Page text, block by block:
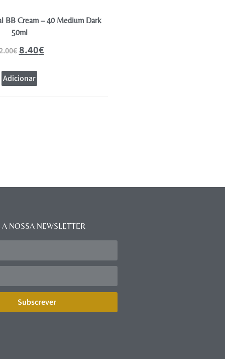
BB Cream – 40 Medium Dark
50ml
€8.40€
Adicionar
NOSSA NEWSLETTER
Subscrever